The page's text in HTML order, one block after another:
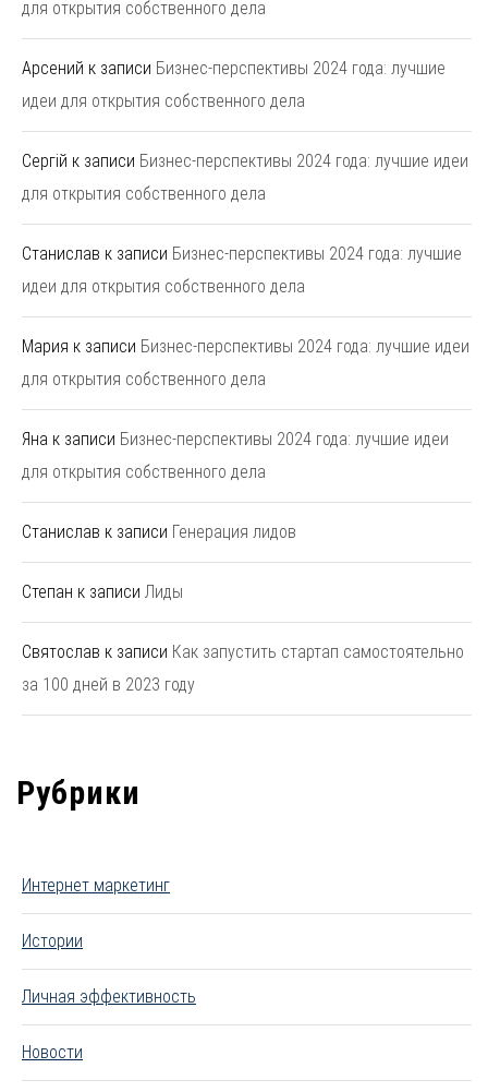
для открытия собственного дела
Арсений к записи Бизнес-перспективы 2024 года: лучшие
идеи для открытия собственного дела
Сергій к записи Бизнес-перспективы 2024 года: лучшие идеи
для открытия собственного дела
Станислав к записи Бизнес-перспективы 2024 года: лучшие
идеи для открытия собственного дела
Мария к записи Бизнес-перспективы 2024 года: лучшие идеи
для открытия собственного дела
Яна к записи Бизнес-перспективы 2024 года: лучшие идеи
для открытия собственного дела
Станислав к записи Генерация лидов
Степан к записи Лиды
Святослав к записи Как запустить стартап самостоятельно
за 100 дней в 2023 году
Рубрики
Интернет маркетинг
Истории
Личная эффективность
Новости